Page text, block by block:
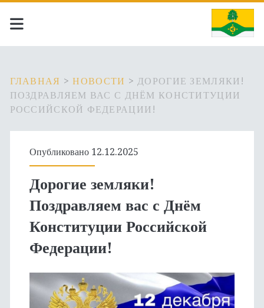
ГЛАВНАЯ >НОВОСТИ >ДОРОГИЕ ЗЕМЛЯКИ!
ПОЗДРАВЛЯЕМ ВАС С ДНЁМ КОНСТИТУЦИИ
РОССИЙСКОЙ ФЕДЕРАЦИИ!
Опубликовано 12.12.2025
Дорогие земляки!
Поздравляем вас с Днём
Конституции Российской
Федерации!